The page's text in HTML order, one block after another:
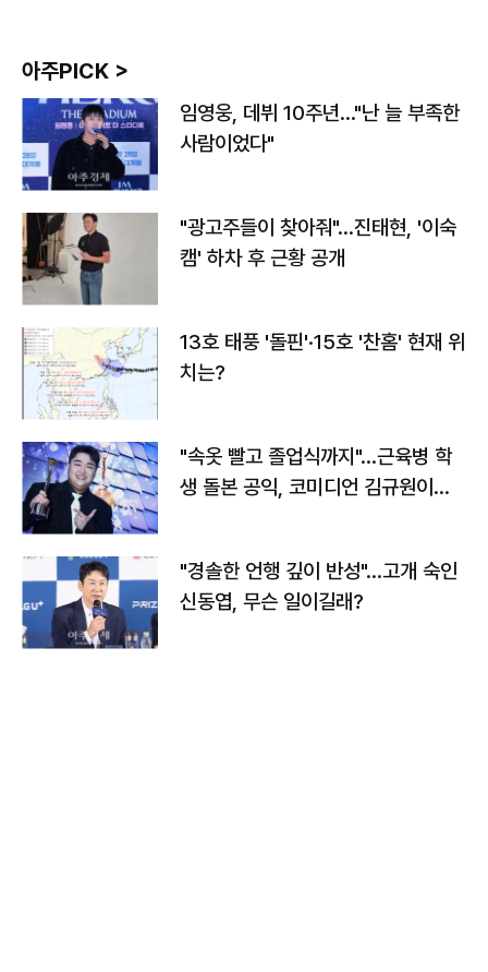
아주PICK >
임영웅, 데뷔 10주년…"난 늘 부족한
사람이었다"
"광고주들이 찾아줘"…진태현, '이숙
캠' 하차 후 근황 공개
13호 태풍 '돌핀'·15호 '찬홈' 현재 위
치는?
"속옷 빨고 졸업식까지"…근육병 학
생 돌본 공익, 코미디언 김규원이었
"경솔한 언행 깊이 반성"…고개 숙인
신동엽, 무슨 일이길래?